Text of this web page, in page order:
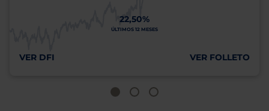
22,50%
ÚLTIMOS 12 MESES
VER DFI VER FOLLETO